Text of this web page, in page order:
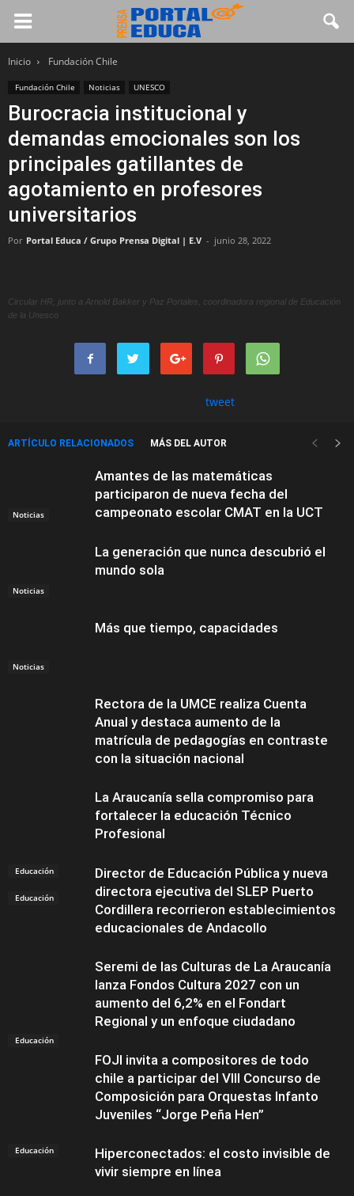
Inicio Fundación Chile
Fundación Chile Noticias UNESCO
Burocracia institucional y
demandas emocionales son los
principales gatillantes de
agotamiento en profesores
universitarios
Por Portal Educa / Grupo Prensa Digital | E.V - junio 28, 2022
Circular HR, junto a Arnold Bakker y Paz Portales, coordinadora regional de Educación
de la Unesco
tweet
ARTÍCULO RELACIONADOS MÁS DEL AUTOR
Noticias
Amantes de las matemáticas
participaron de nueva fecha del
campeonato escolar CMAT en la UCT
Noticias
La generación que nunca descubrió el
mundo sola
Noticias
Más que tiempo, capacidades
Educación
Rectora de la UMCE realiza Cuenta
Anual y destaca aumento de la
matrícula de pedagogías en contraste
con la situación nacional
Educación
La Araucanía sella compromiso para
fortalecer la educación Técnico
Profesional
Educación
Director de Educación Pública y nueva
directora ejecutiva del SLEP Puerto
Cordillera recorrieron establecimientos
educacionales de Andacollo
Educación
Seremi de las Culturas de La Araucanía
lanza Fondos Cultura 2027 con un
aumento del 6,2% en el Fondart
Regional y un enfoque ciudadano
FOJI invita a compositores de todo
chile a participar del VIII Concurso de
Composición para Orquestas Infanto
Juveniles “Jorge Peña Hen”
Hiperconectados: el costo invisible de
vivir siempre en línea